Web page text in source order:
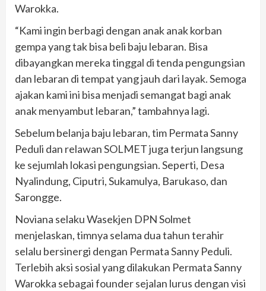
Warokka.
“Kami ingin berbagi dengan anak anak korban
gempa yang tak bisa beli baju lebaran. Bisa
dibayangkan mereka tinggal di tenda pengungsian
dan lebaran di tempat yang jauh dari layak. Semoga
ajakan kami ini bisa menjadi semangat bagi anak
anak menyambut lebaran,” tambahnya lagi.
Sebelum belanja baju lebaran, tim Permata Sanny
Peduli dan relawan SOLMET juga terjun langsung
ke sejumlah lokasi pengungsian. Seperti, Desa
Nyalindung, Ciputri, Sukamulya, Barukaso, dan
Sarongge.
Noviana selaku Wasekjen DPN Solmet
menjelaskan, timnya selama dua tahun terahir
selalu bersinergi dengan Permata Sanny Peduli.
Terlebih aksi sosial yang dilakukan Permata Sanny
Warokka sebagai founder sejalan lurus dengan visi